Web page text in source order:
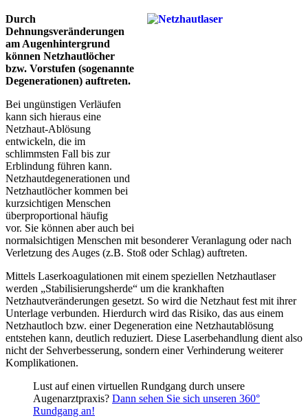
Durch
Dehnungsveränderungen
am Augenhintergrund
können Netzhautlöcher
bzw. Vorstufen (sogenannte
Degenerationen) auftreten.
Bei ungünstigen Verläufen
kann sich hieraus eine
Netzhaut-Ablösung
entwickeln, die im
schlimmsten Fall bis zur
Erblindung führen kann.
Netzhautdegenerationen und
Netzhautlöcher kommen bei
kurzsichtigen Menschen
überproportional häufig
vor. Sie können aber auch bei
normalsichtigen Menschen mit besonderer Veranlagung oder nach
Verletzung des Auges (z.B. Stoß oder Schlag) auftreten.
Mittels Laserkoagulationen mit einem speziellen Netzhautlaser
werden „Stabilisierungsherde“ um die krankhaften
Netzhautveränderungen gesetzt. So wird die Netzhaut fest mit ihrer
Unterlage verbunden. Hierdurch wird das Risiko, das aus einem
Netzhautloch bzw. einer Degeneration eine Netzhautablösung
entstehen kann, deutlich reduziert. Diese Laserbehandlung dient also
nicht der Sehverbesserung, sondern einer Verhinderung weiterer
Komplikationen.
Lust auf einen virtuellen Rundgang durch unsere
Augenarztpraxis? Dann sehen Sie sich unseren 360°
Rundgang an!